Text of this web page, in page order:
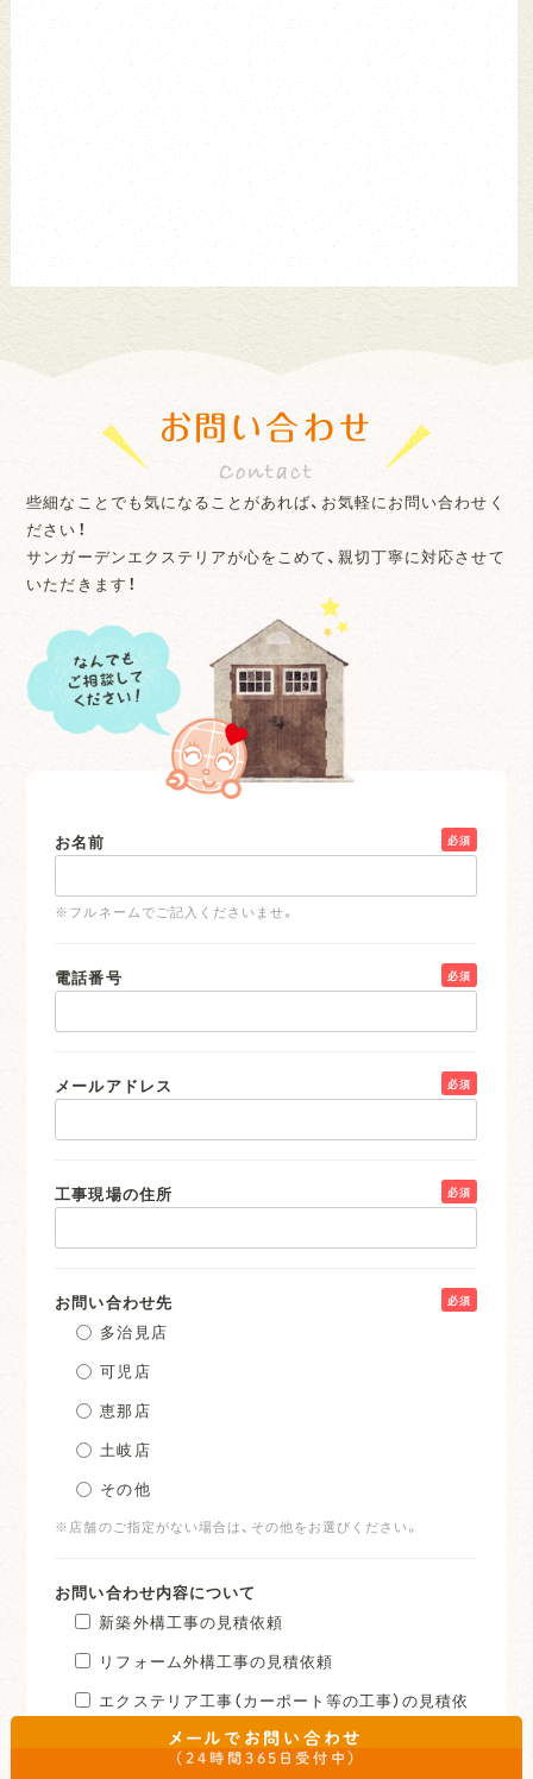
メールでお問い合わせ
（24時間365日受付中）
お問い合わせ
些細なことでも気になることがあれば、お気軽にお問い合わせく
ださい！
サンガーデンエクステリアが心をこめて、親切丁寧に対応させて
いただきます！
お名前 必須
※フルネームでご記入くださいませ。
電話番号 必須
メールアドレス 必須
工事現場の住所 必須
お問い合わせ先 必須
多治見店
可児店
恵那店
土岐店
その他
※店舗のご指定がない場合は、その他をお選びください。
お問い合わせ内容について
新築外構工事の見積依頼
リフォーム外構工事の見積依頼
エクステリア工事（カーポート等の工事）の見積依
その他質問・お問合せ